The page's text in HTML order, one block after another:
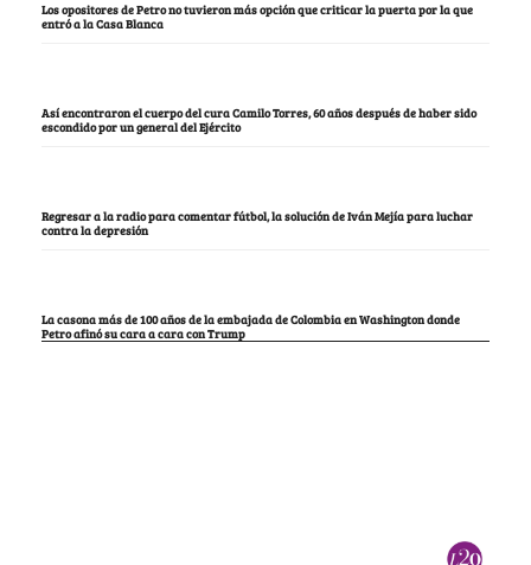
Los opositores de Petro no tuvieron más opción que criticar la puerta por la que
entró a la Casa Blanca
Así encontraron el cuerpo del cura Camilo Torres, 60 años después de haber sido
escondido por un general del Ejército
Regresar a la radio para comentar fútbol, la solución de Iván Mejía para luchar
contra la depresión
La casona más de 100 años de la embajada de Colombia en Washington donde
Petro afinó su cara a cara con Trump